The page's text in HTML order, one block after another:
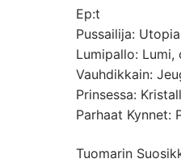
Ep:t
Pussailija:
Lumipallo: Lumi,
Vauhdikkain:
Prinsessa:
Parhaat Kynnet:
Tuomarin